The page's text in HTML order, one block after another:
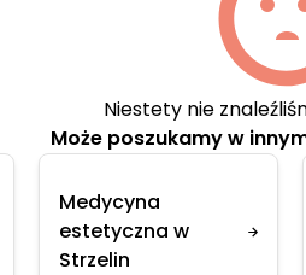
Niestety nie
Może poszukamy w
Medycyna
estetyczna w
Strzelin